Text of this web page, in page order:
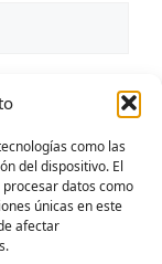
como las
del dispositivo. El
datos como
únicas en este
afectar